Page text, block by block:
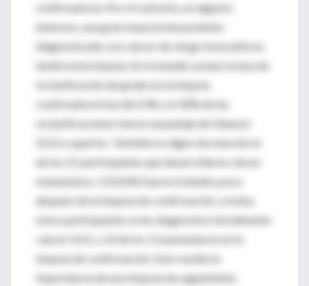
confirmatoria. Por el contrario, en algunos
entornos, una gran mayoría de pacientes
diagnosticado con cáncer de riesgo favorable no
tendrá esta biopsia. En el estudio actual, la tasa de
reclasificación de grado en la biopsia
confirmatoria fue del 23% y el 30% de las
reclasificaciones fueron al puntaje de Gleason
GG3 o superior. También es digno de mención la
de los 21 participantes que desarrollaron cáncer
metastásico, 13 (62%) fueron tratados poco
después de la biopsia de confirmación; a todos
estos participantes se les diagnosticó inicialmente
cáncer GG1, y 10 de los 13 aumentaron en la
biopsia de confirmación. Esto resalta la
importancia de una biopsia de seguimiento